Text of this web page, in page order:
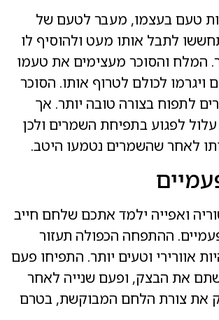
טעם בעצמו, מעבר לטעם של
לתבל אותו מעט ולהוסיף לו
המלח והסוכר מעצימים את טעמו
לכולם לטרוף אותו. הסוכר
לתפוח בצורה טובה יותר. אך
לפגוע בתפיחת השמרים ולכן
לאחר שהשמרים נטמעו היטב.
ואפייה ילמד אתכם שלחם חייב
ההתפחה הכפולה תעזור
אוורירי וטעים יותר. התפיחו פעם
את הבצק, ופעם שנייה לאחר
את צורת הלחם המבוקשת, בטרם